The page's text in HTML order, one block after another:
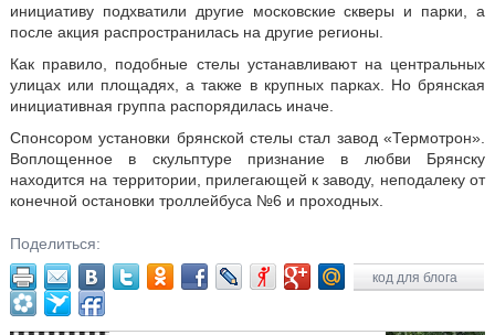
инициативу подхватили другие московские скверы и парки, а
после акция распространилась на другие регионы.
Как правило, подобные стелы устанавливают на центральных
улицах или площадях, а также в крупных парках. Но брянская
инициативная группа распорядилась иначе.
Спонсором установки брянской стелы стал завод «Термотрон».
Воплощенное в скульптуре признание в любви Брянску
находится на территории, прилегающей к заводу, неподалеку от
конечной остановки троллейбуса №6 и проходных.
Поделиться:
код для блога